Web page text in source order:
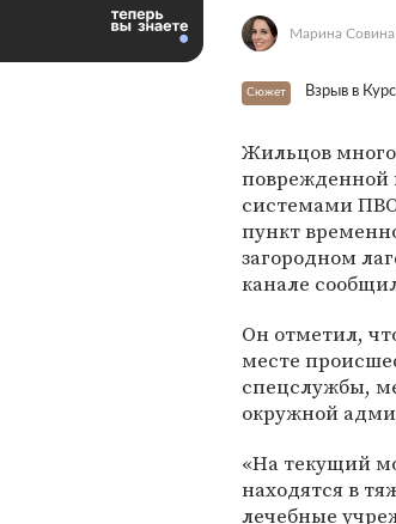
Марина Совина
Сюжет Взрыв в
Жильцов
поврежденной
системами
пункт
загородном
канале
Он отметил,
месте
спецслужбы,
окружной
«На текущий
находятся в
лечебные